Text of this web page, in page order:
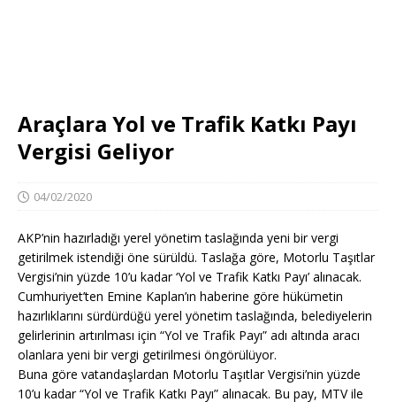
Araçlara Yol ve Trafik Katkı Payı
Vergisi Geliyor
04/02/2020
AKP’nin hazırladığı yerel yönetim taslağında yeni bir vergi
getirilmek istendiği öne sürüldü. Taslağa göre, Motorlu Taşıtlar
Vergisi’nin yüzde 10’u kadar ‘Yol ve Trafik Katkı Payı’ alınacak.
Cumhuriyet’ten Emine Kaplan’ın haberine göre hükümetin
hazırlıklarını sürdürdüğü yerel yönetim taslağında, belediyelerin
gelirlerinin artırılması için “Yol ve Trafik Payı” adı altında aracı
olanlara yeni bir vergi getirilmesi öngörülüyor.
Buna göre vatandaşlardan Motorlu Taşıtlar Vergisi’nin yüzde
10’u kadar “Yol ve Trafik Katkı Payı” alınacak. Bu pay, MTV ile